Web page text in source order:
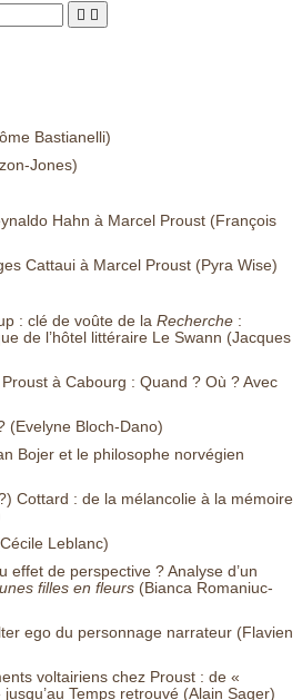
 
Bastianelli)
Jones)
Hahn à Marcel Proust (François
Cattaui à Marcel Proust (Pyra Wise)
: clé de voûte de la Recherche :
de l’hôtel littéraire Le Swann (Jacques
à Cabourg : Quand ? Où ? Avec
(Evelyne Bloch-Dano)
Bojer et le philosophe norvégien
Cottard : de la mélancolie à la mémoire
Leblanc)
effet de perspective ? Analyse d’un
filles en fleurs (Bianca Romaniuc-
ego du personnage narrateur (Flavien
voltairiens chez Proust : de «
Temps retrouvé (Alain Sager)